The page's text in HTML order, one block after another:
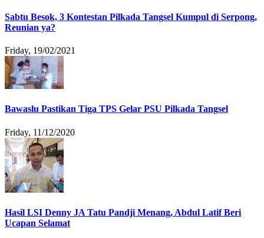
Sabtu Besok, 3 Kontestan Pilkada Tangsel Kumpul di Serpong,
Reunian ya?
Friday, 19/02/2021
Bawaslu Pastikan Tiga TPS Gelar PSU Pilkada Tangsel
Friday, 11/12/2020
Hasil LSI Denny JA Tatu Pandji Menang, Abdul Latif Beri
Ucapan Selamat